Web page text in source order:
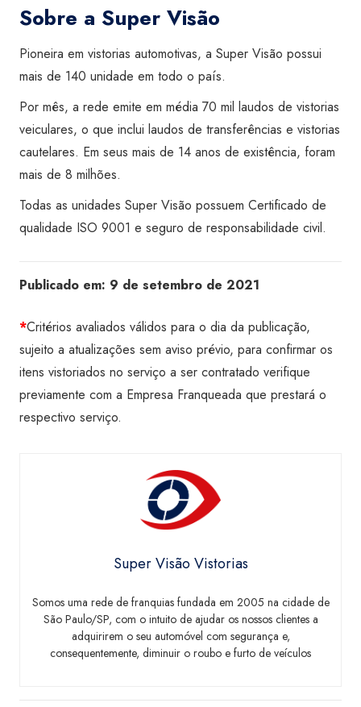
Sobre a Super Visão
Pioneira em vistorias automotivas, a Super Visão possui
mais de 140 unidade em todo o país.
Por mês, a rede emite em média 70 mil laudos de vistorias
veiculares, o que inclui laudos de transferências e vistorias
cautelares. Em seus mais de 14 anos de existência, foram
mais de 8 milhões.
Todas as unidades Super Visão possuem Certificado de
qualidade ISO 9001 e seguro de responsabilidade civil.
Publicado em: 9 de setembro de 2021
*Critérios avaliados válidos para o dia da publicação,
sujeito a atualizações sem aviso prévio, para confirmar os
itens vistoriados no serviço a ser contratado verifique
previamente com a Empresa Franqueada que prestará o
respectivo serviço.
Super Visão Vistorias
Somos uma rede de franquias fundada em 2005 na cidade de
São Paulo/SP, com o intuito de ajudar os nossos clientes a
adquirirem o seu automóvel com segurança e,
consequentemente, diminuir o roubo e furto de veículos